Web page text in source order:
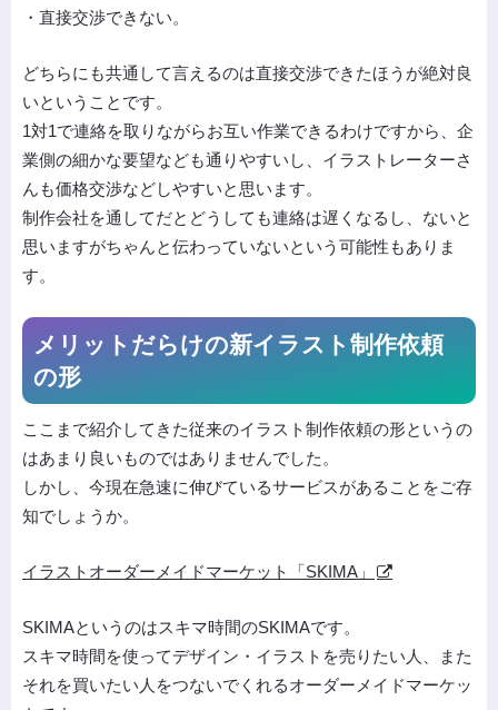
・直接交渉できない。
どちらにも共通して言えるのは直接交渉できたほうが絶対良
いということです。
1対1で連絡を取りながらお互い作業できるわけですから、企
業側の細かな要望なども通りやすいし、イラストレーターさ
んも価格交渉などしやすいと思います。
制作会社を通してだとどうしても連絡は遅くなるし、ないと
思いますがちゃんと伝わっていないという可能性もありま
す。
メリットだらけの新イラスト制作依頼
の形
ここまで紹介してきた従来のイラスト制作依頼の形というの
はあまり良いものではありませんでした。
しかし、今現在急速に伸びているサービスがあることをご存
知でしょうか。
イラストオーダーメイドマーケット「SKIMA」
SKIMAというのはスキマ時間のSKIMAです。
スキマ時間を使ってデザイン・イラストを売りたい人、また
それを買いたい人をつないでくれるオーダーメイドマーケッ